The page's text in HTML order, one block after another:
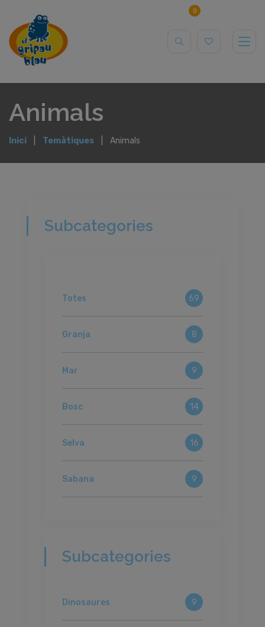
0
Animals
Inici Temàtiques Animals
Subcategories
Totes 69
Granja 8
Mar 9
Bosc 14
Selva 16
Sabana 9
Subcategories
Dinosaures 9